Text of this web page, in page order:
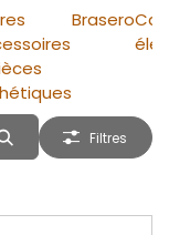
Brasero
Filtres